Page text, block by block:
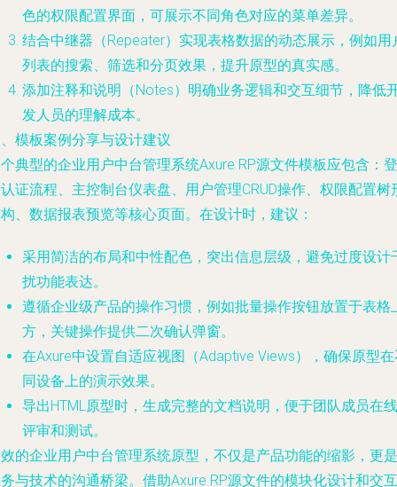
色的权限配置界面，可展示不同角色对应的菜单差异。
结合中继器（Repeater）实现表格数据的动态展示，例如用
列表的搜索、筛选和分页效果，提升原型的真实感。
添加注释和说明（Notes）明确业务逻辑和交互细节，降低
发人员的理解成本。
模板案例分享与设计建议
典型的企业用户中台管理系统Axure RP源文件模板应包含：登
证流程、主控制台仪表盘、用户管理CRUD操作、权限配置树
、数据报表预览等核心页面。在设计时，建议：
采用简洁的布局和中性配色，突出信息层级，避免过度设计
扰功能表达。
遵循企业级产品的操作习惯，例如批量操作按钮放置于表格
方，关键操作提供二次确认弹窗。
在Axure中设置自适应视图（Adaptive Views），确保原型
同设备上的演示效果。
导出HTML原型时，生成完整的文档说明，便于团队成员在线
评审和测试。
的企业用户中台管理系统原型，不仅是产品功能的缩影，更是
与技术的沟通桥梁。借助Axure RP源文件的模块化设计和交互